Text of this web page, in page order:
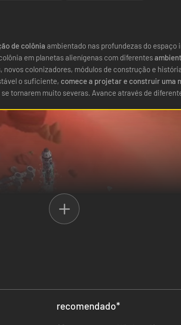
de colônia ambientado nas profundezas do
em planetas alienígenas com diferentes
colonizadores, módulos de construção e
o suficiente, comece a projetar e construir uma
tornarem muito severas. Avance através de
escolhas estratégicas, como selecionar
recomendado*